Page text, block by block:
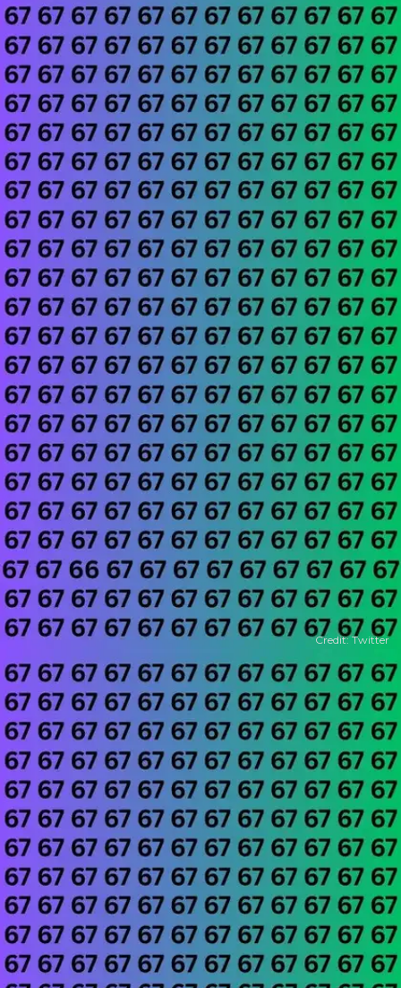
​होशियारों के लिए चैलेंज​
होशियारों के लिए हम एक जबरदस्त चैलेंज लेकर आए हैं।
Credit: Twitter
खुल रहा है https://www.timesnowhindi.com/web-stories/viral/optical-illusion-where-is-geedar-hiding-in-crowd-of-siyar-can-you-find/photostory/152176547.cms